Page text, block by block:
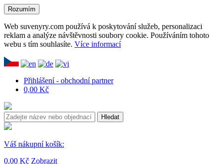
Rozumím
Web suvenyry.com používá k poskytování služeb, personalizaci
reklam a analýze návštěvnosti soubory cookie. Používáním tohoto
webu s tím souhlasíte. Více informací
Přihlášení - obchodní partner
0,00 Kč
Hledat
Váš nákupní košík:
0,00 Kč Zobrazit